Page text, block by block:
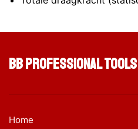
BB Professional Tools
Home